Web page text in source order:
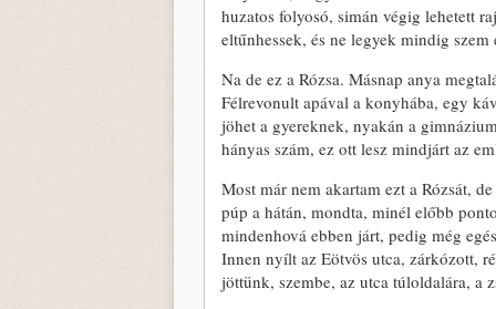
huzatos folyosó, simán végig lehetett
eltűnhessek, és ne legyek mindig szem
Na de ez a Rózsa. Másnap anya
Félrevonult apával a konyhába, egy
jöhet a gyereknek, nyakán a
hányas szám, ez ott lesz mindjárt az
Most már nem akartam ezt a Rózsát,
púp a hátán, mondta, minél előbb
mindenhová ebben járt, pedig még
Innen nyílt az Eötvös utca, zárkózott,
jöttünk, szembe, az utca túloldalára, a